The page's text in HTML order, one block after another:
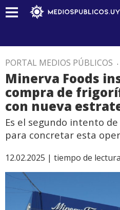
PORTAL MEDIOS PÚBLICOS .
Minerva Foods
compra de
con nueva
Es el segundo intento
para concretar esta
12.02.2025 | tiempo de